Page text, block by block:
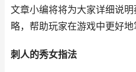
文章小编将将为大家详细说
略，帮助玩家在游戏中更好地
刺人的秀女指法